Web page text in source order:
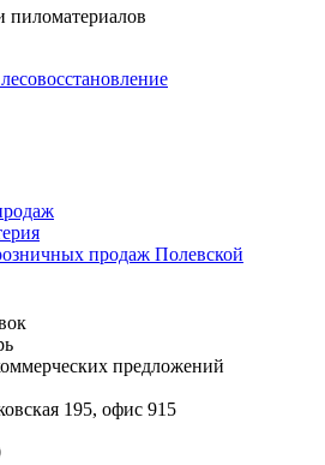
пиломатериалов
продаж Полевской
предложений
195, офис 915